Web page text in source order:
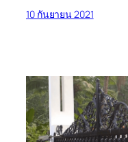
10 กันยายน 2021